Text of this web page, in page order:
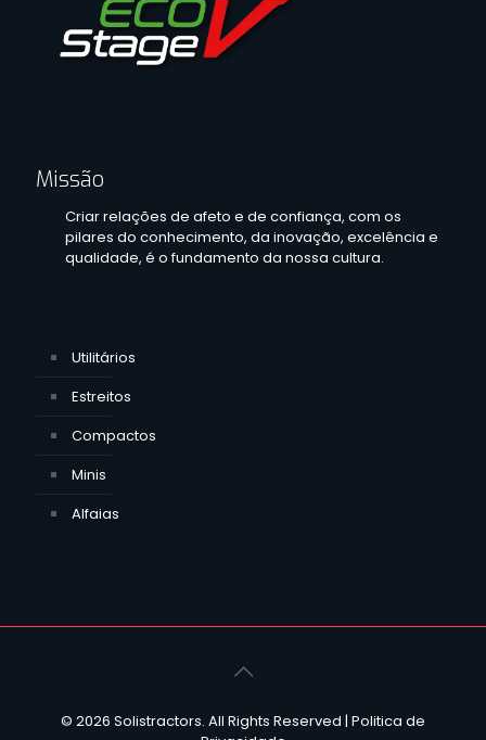
Missão
Criar relações de afeto e de confiança, com os
pilares do conhecimento, da inovação, excelência e
qualidade, é o fundamento da nossa cultura.
Utilitários
Estreitos
Compactos
Minis
Alfaias
© 2026 Solistractors. All Rights Reserved | Politica de